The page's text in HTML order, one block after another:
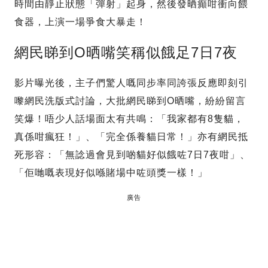
時間由靜止狀態「彈射」起身，然後發晒癲咁衝向餵
食器，上演一場爭食大暴走！
網民睇到O晒嘴笑稱似餓足7日7夜
影片曝光後，主子們驚人嘅同步率同誇張反應即刻引
嚟網民洗版式討論，大批網民睇到O晒嘴，紛紛留言
笑爆！唔少人話場面太有共鳴：「我家都有8隻貓，
真係咁瘋狂！」、「完全係養貓日常！」亦有網民抵
死形容：「無諗過會見到啲貓好似餓咗7日7夜咁」、
「佢哋嘅表現好似喺賭場中咗頭獎一樣！」
廣告